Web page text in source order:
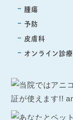
腫瘍
予防
皮膚科
オンライン診療